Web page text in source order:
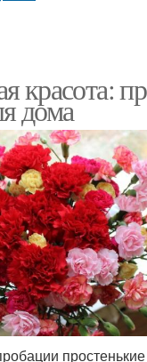
красота:
дома